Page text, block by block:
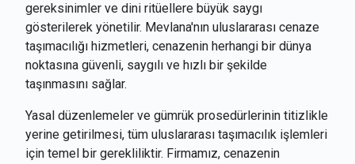
gereksinimler ve dini ritüellere büyük saygı
gösterilerek yönetilir. Mevlana'nın uluslararası cenaze
taşımacılığı hizmetleri, cenazenin herhangi bir dünya
noktasına güvenli, saygılı ve hızlı bir şekilde
taşınmasını sağlar.
Yasal düzenlemeler ve gümrük prosedürlerinin titizlikle
yerine getirilmesi, tüm uluslararası taşımacılık işlemleri
için temel bir gerekliliktir. Firmamız, cenazenin